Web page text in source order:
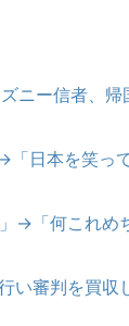
ニー信者、帰
「日本を笑っ
→「何これめ
い審判を買収